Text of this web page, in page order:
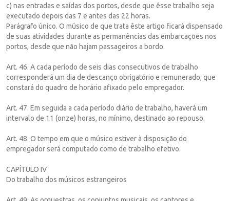
c) nas entradas e saídas dos portos, desde que êsse trabalho seja
executado depois das 7 e antes das 22 horas.
Parágrafo único. O músico de que trata êste artigo ficará dispensado
de suas atividades durante as permanências das embarcações nos
portos, desde que não hajam passageiros a bordo.
Art. 46. A cada período de seis dias consecutivos de trabalho
corresponderá um dia de descanço obrigatório e remunerado, que
constará do quadro de horário afixado pelo empregador.
Art. 47. Em seguida a cada período diário de trabalho, haverá um
intervalo de 11 (onze) horas, no mínimo, destinado ao repouso.
Art. 48. O tempo em que o músico estiver à disposição do
empregador será computado como de trabalho efetivo.
CAPÍTULO IV
Do trabalho dos músicos estrangeiros